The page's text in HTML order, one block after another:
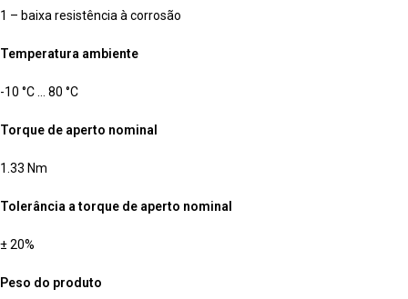
1 – baixa resistência à corrosão
Temperatura ambiente
-10 °C … 80 °C
Torque de aperto nominal
1.33 Nm
Tolerância a torque de aperto nominal
± 20%
Peso do produto